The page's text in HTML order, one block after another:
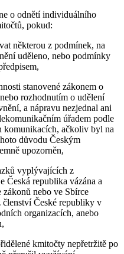
o odnětí individuálního
pokud:
některou z podmínek, na
uděleno, nebo podmínky
stanovené zákonem o
rozhodnutím o udělení
a nápravu nezjednal ani
úřadem podle
komunikacích, ačkoliv byl na
důvodu Českým
upozorněn,
vyplývajících z
Česká republika vázána a
nebo ve Sbírce
členství České republiky v
organizacích, anebo
kmitočty nepřetržitě po